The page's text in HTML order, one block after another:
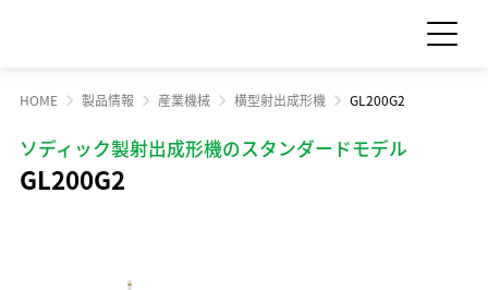
HOME 製品情報 産業機械 横型射出成形機 GL200G2
ソディック製射出成形機のスタンダードモデル
GL200G2